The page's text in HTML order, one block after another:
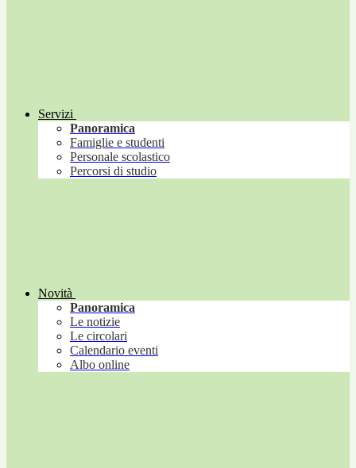
Servizi
Panoramica
Famiglie e studenti
Personale scolastico
Percorsi di studio
Novità
Panoramica
Le notizie
Le circolari
Calendario eventi
Albo online